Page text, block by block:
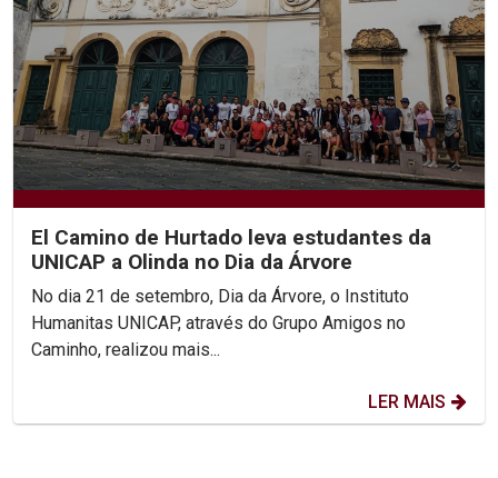
El Camino de Hurtado leva estudantes da
UNICAP a Olinda no Dia da Árvore
No dia 21 de setembro, Dia da Árvore, o Instituto
Humanitas UNICAP, através do Grupo Amigos no
Caminho, realizou mais...
LER MAIS